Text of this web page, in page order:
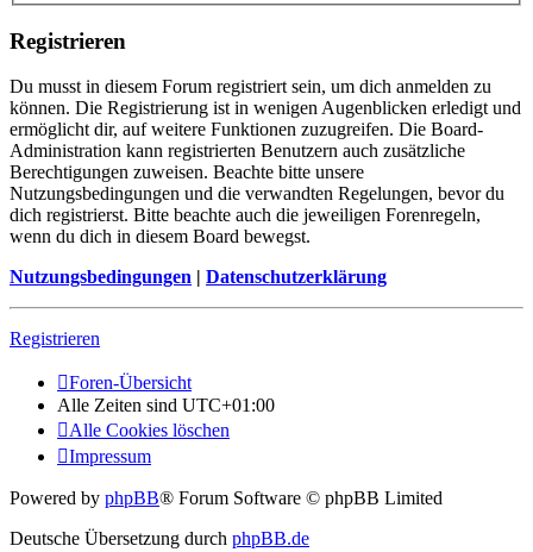
Registrieren
Du musst in diesem Forum registriert sein, um dich anmelden zu
können. Die Registrierung ist in wenigen Augenblicken erledigt und
ermöglicht dir, auf weitere Funktionen zuzugreifen. Die Board-
Administration kann registrierten Benutzern auch zusätzliche
Berechtigungen zuweisen. Beachte bitte unsere
Nutzungsbedingungen und die verwandten Regelungen, bevor du
dich registrierst. Bitte beachte auch die jeweiligen Forenregeln,
wenn du dich in diesem Board bewegst.
Nutzungsbedingungen | Datenschutzerklärung
Registrieren
Foren-Übersicht
Alle Zeiten sind UTC+01:00
Alle Cookies löschen
Impressum
Powered by phpBB® Forum Software © phpBB Limited
Deutsche Übersetzung durch phpBB.de